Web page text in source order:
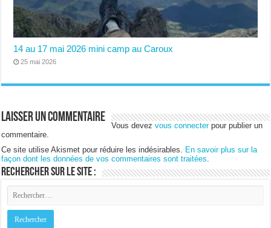
14 au 17 mai 2026 mini camp au Caroux
25 mai 2026
Laisser un commentaire
Vous devezvous connecterpour publier un
commentaire.
Ce site utilise Akismet pour réduire les indésirables.
En savoir plus sur la
façon dont les données de vos commentaires sont traitées
Rechercher sur le site :